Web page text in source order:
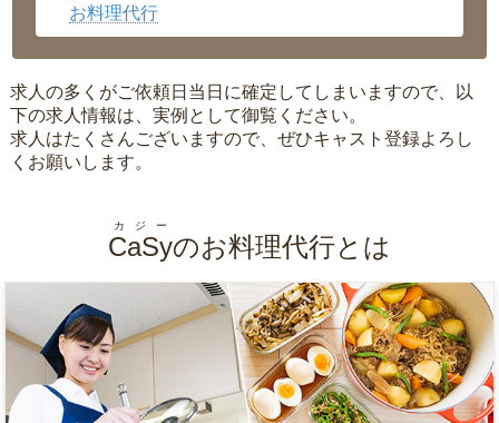
お料理代行
求人の多くがご依頼日当日に確定してしまいますので、以
下の求人情報は、実例として御覧ください。
求人はたくさんございますので、ぜひキャスト登録よろし
くお願いします。
CaSy
カジー
のお料理代行とは